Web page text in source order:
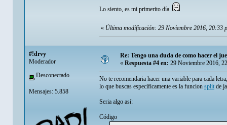
Lo siento, es mi primerito día
« Última modificación: 29 Noviembre 2016, 20:33
#!drvy
Moderador
Desconectado
Mensajes: 5.858
Re: Tengo una duda de como hacer el
«Respuesta #4 en:29 Noviembre 2016,
No te recomendaria hacer una variable para cada
lo que buscas específicamente es la funcionsplitde
Seria algo así:
Código